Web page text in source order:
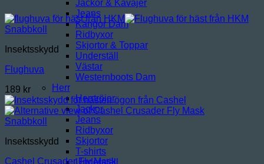
Jackor & Kavajer
Jeans
Kängor Dam
Ridbyxor
Skjortor & Toppar
Underställ
Västar
Westernboots Dam
Herr
Herrtröjor
Jackor
Jeans
Ridbyxor
Skjortor
T-shirts
Underställ
Snabbkoll
Insektsskydd
Flughuva
189 kr
Snabbkoll
Insektsskydd
Cashel Crusader Fly Mask